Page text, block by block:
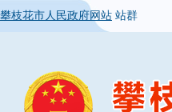
攀枝花市人民政府网站 站群